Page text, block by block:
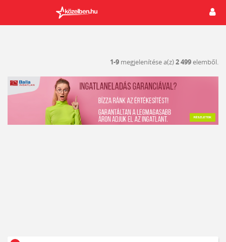
1-9 megjelenítése a(z)2 499elemből.